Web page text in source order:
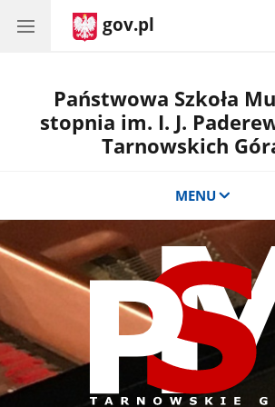
gov.pl
Państwowa Szkoła
stopnia im. I. J.
Tarnowskich
MENU